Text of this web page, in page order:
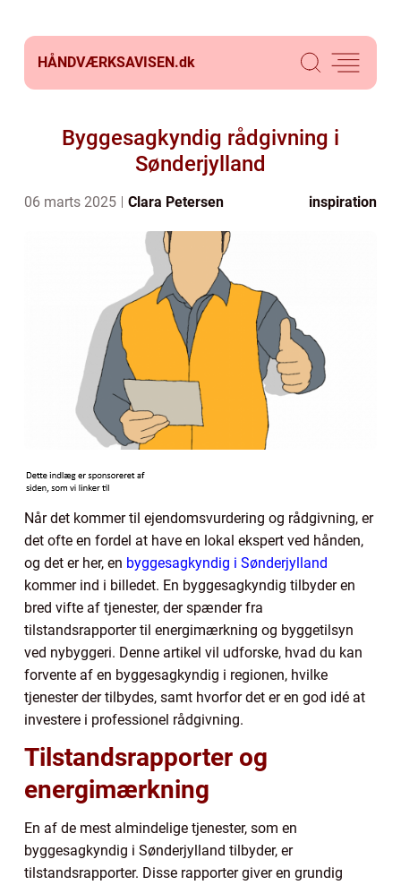
HÅNDVÆRKSAVISEN.dk
Byggesagkyndig rådgivning i
Sønderjylland
06 marts 2025 Clara Petersen inspiration
Når det kommer til ejendomsvurdering og rådgivning, er
det ofte en fordel at have en lokal ekspert ved hånden,
og det er her, en byggesagkyndig i Sønderjylland
kommer ind i billedet. En byggesagkyndig tilbyder en
bred vifte af tjenester, der spænder fra
tilstandsrapporter til energimærkning og byggetilsyn
ved nybyggeri. Denne artikel vil udforske, hvad du kan
forvente af en byggesagkyndig i regionen, hvilke
tjenester der tilbydes, samt hvorfor det er en god idé at
investere i professionel rådgivning.
Tilstandsrapporter og
energimærkning
En af de mest almindelige tjenester, som en
byggesagkyndig i Sønderjylland tilbyder, er
tilstandsrapporter. Disse rapporter giver en grundig